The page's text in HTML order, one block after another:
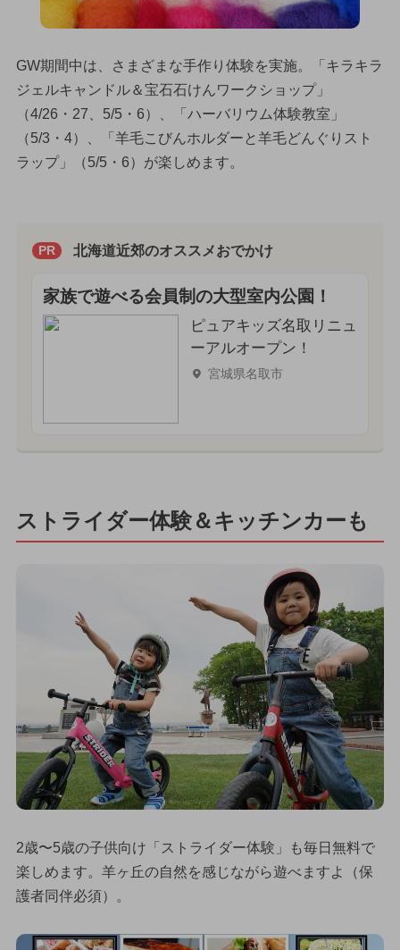
GW期間中は、さまざまな手作り体験を実施。「キラキラ
ジェルキャンドル＆宝石石けんワークショップ」
（4/26・27、5/5・6）、「ハーバリウム体験教室」
（5/3・4）、「羊毛こびんホルダーと羊毛どんぐりスト
ラップ」（5/5・6）が楽しめます。
PR 北海道近郊のオススメおでかけ
家族で遊べる会員制の大型室内公園！
ピュアキッズ名取リニュ
ーアルオープン！
宮城県名取市
ストライダー体験＆キッチンカーも
2歳〜5歳の子供向け「ストライダー体験」も毎日無料で
楽しめます。羊ヶ丘の自然を感じながら遊べますよ（保
護者同伴必須）。